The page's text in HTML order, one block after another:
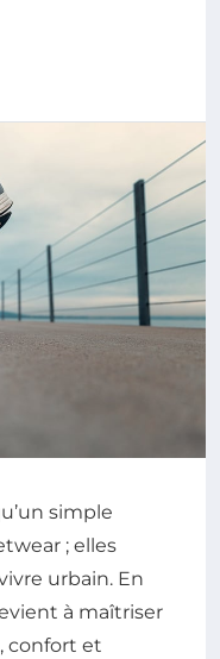
simple
; elles
urbain. En
à maîtriser
confort et